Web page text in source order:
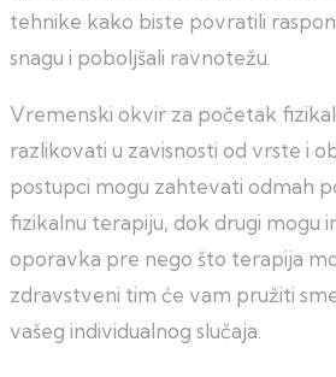
tehnike kako biste povratili
snagu i poboljšali ravnotežu.
Vremenski okvir za početak
razlikovati u zavisnosti od vrste i
postupci mogu zahtevati odmah
fizikalnu terapiju, dok drugi mogu
oporavka pre nego što terapija
zdravstveni tim će vam pružiti
vašeg individualnog slučaja.